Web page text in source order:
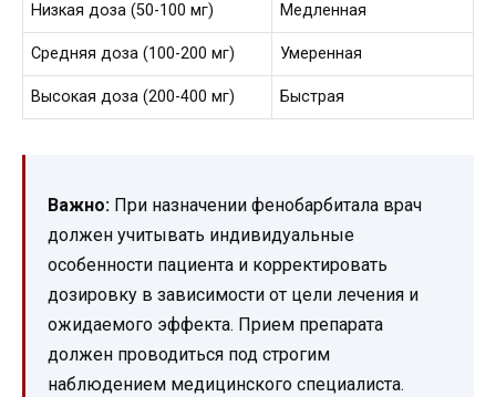
Низкая доза (50-100 мг) Медленная
Средняя доза (100-200 мг) Умеренная
Высокая доза (200-400 мг) Быстрая
Важно: При назначении фенобарбитала врач
должен учитывать индивидуальные
особенности пациента и корректировать
дозировку в зависимости от цели лечения и
ожидаемого эффекта. Прием препарата
должен проводиться под строгим
наблюдением медицинского специалиста.